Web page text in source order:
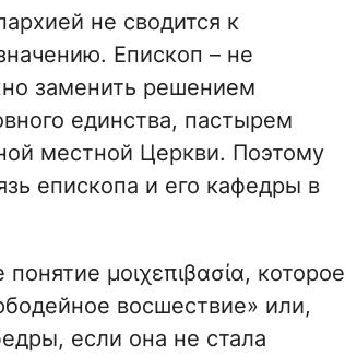
не сводится к
Епископ – не
заменить решением
единства, пастырем
местной Церкви. Поэтому
епископа и его кафедры в
μοιχεπιβασία, которое
восшествие» или,
если она не стала